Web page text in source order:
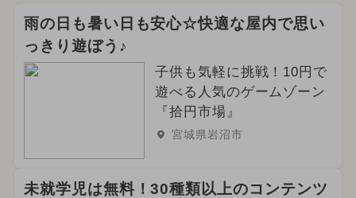
雨の日も暑い日も安心☆快適な屋内で思い
っきり遊ぼう♪
子供も気軽に挑戦！10円で
遊べる人気のゲームゾーン
『拾円市場』
宮城県岩沼市
未就学児は無料！30種類以上のコンテンツ